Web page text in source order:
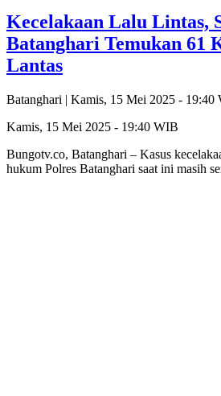
Kecelakaan Lalu Lintas,
Batanghari Temukan 61
Lantas
Batanghari | Kamis, 15 Mei 2025 - 19:40
Kamis, 15 Mei 2025 - 19:40 WIB
Bungotv.co, Batanghari – Kasus
hukum Polres Batanghari saat ini masih